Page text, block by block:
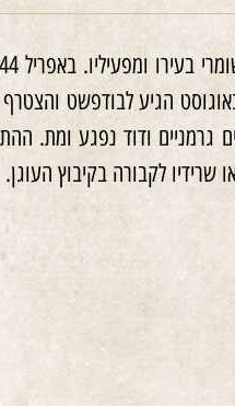
באוגוסט הגיע לבודפשט
גרמניים ודוד נפגע ומת.
שרידיו לקבורה בקיבוץ העוגן.